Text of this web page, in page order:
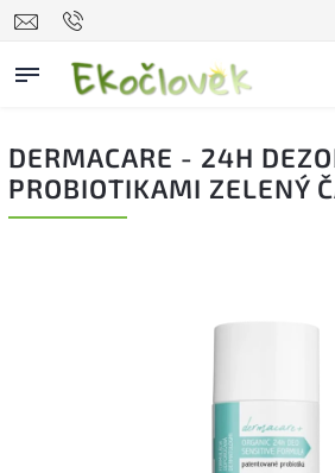
DERMACARE - 24H
PROBIOTIKAMI ZELENÝ